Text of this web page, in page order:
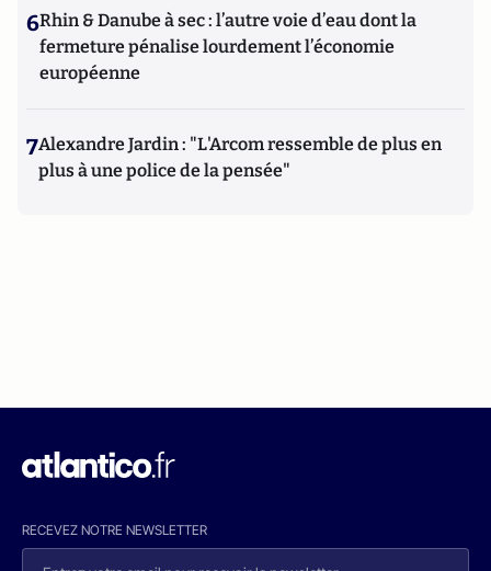
6Rhin & Danube à sec : l’autre voie d’eau dont la
fermeture pénalise lourdement l’économie
européenne
7Alexandre Jardin : "L'Arcom ressemble de plus en
plus à une police de la pensée"
RECEVEZ NOTRE NEWSLETTER